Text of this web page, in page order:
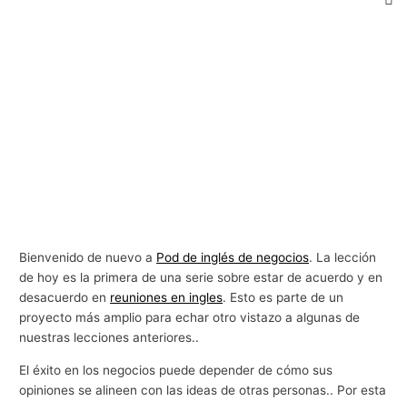
Bienvenido de nuevo a Pod de inglés de negocios. La lección
de hoy es la primera de una serie sobre estar de acuerdo y en
desacuerdo en reuniones en ingles. Esto es parte de un
proyecto más amplio para echar otro vistazo a algunas de
nuestras lecciones anteriores..
El éxito en los negocios puede depender de cómo sus
opiniones se alineen con las ideas de otras personas.. Por esta